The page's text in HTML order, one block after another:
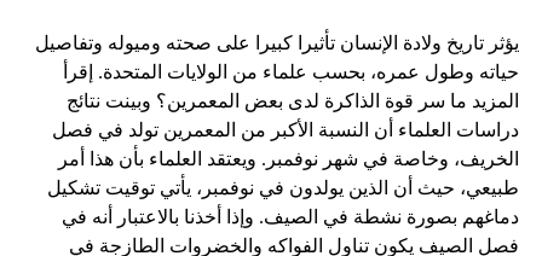
يؤثر تاريخ ولادة الإنسان تأثيرا كبيرا على صحته وميوله وتفاصيل
حياته وطول عمره، بحسب علماء من الولايات المتحدة. إقرأ
المزيد ما سر قوة الذاكرة لدى بعض المعمرين؟ وبينت نتائج
دراسات العلماء أن النسبة الأكبر من المعمرين تولد في فصل
الخريف، وخاصة في شهر نوفمبر. ويعتقد العلماء بأن هذا أمر
طبيعي، حيث أن الذين يولدون في نوفمبر، يأتي توقيت تشكيل
دماغهم بصورة نشطة في الصيف. وإذا أخذنا بالاعتبار أنه في
فصل الصيف يكون تناول الفواكه والخضروات الطازجة في